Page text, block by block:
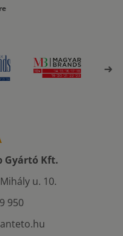
Gyártó Kft.
u. 10.
950